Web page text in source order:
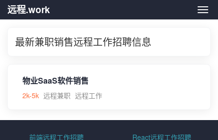
远
远程.work
最新兼职销售远程工作招聘信息
物业SaaS软件销售
2k-5k 远程兼职 远程工作
前端远程工作招聘 React远程工作招聘